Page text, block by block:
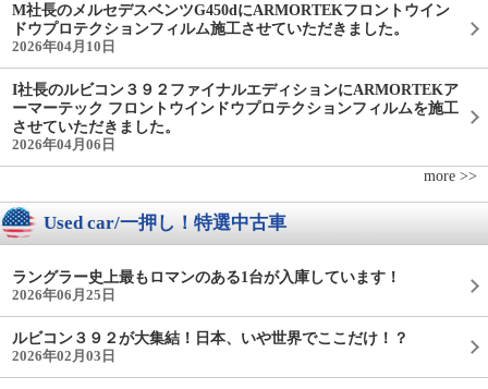
M社長のメルセデスベンツG450dにARMORTEKフロントウイン
ドウプロテクションフィルム施工させていただきました。
2026年04月10日
I社長のルビコン３９２ファイナルエディションにARMORTEKア
ーマーテック フロントウインドウプロテクションフィルムを施工
させていただきました。
2026年04月06日
more >>
Used car/一押し！特選中古車
ラングラー史上最もロマンのある1台が入庫しています！
2026年06月25日
ルビコン３９２が大集結！日本、いや世界でここだけ！？
2026年02月03日